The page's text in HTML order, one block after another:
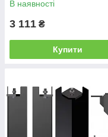
В наявності
3 111 ₴
Купити